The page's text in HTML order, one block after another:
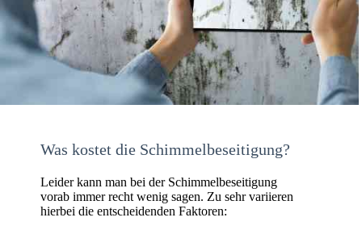
Was kostet die Schimmelbeseitigung?
Leider kann man bei der Schimmelbeseitigung
vorab immer recht wenig sagen. Zu sehr variieren
hierbei die entscheidenden Faktoren: